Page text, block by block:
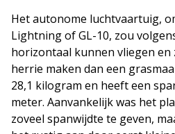
Het autonome luchtvaartuig,
Lightning of GL-10, zou
horizontaal kunnen vliegen en
herrie maken dan een
28,1 kilogram en heeft een
meter. Aanvankelijk was het
zoveel spanwijdte te geven,